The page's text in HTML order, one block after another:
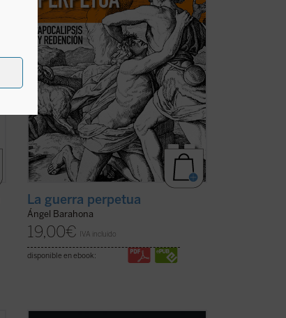
qué la actividad ...(ver ficha)
La guerra perpetua
Ángel Barahona
19,00€ IVA incluido
disponible en ebook: